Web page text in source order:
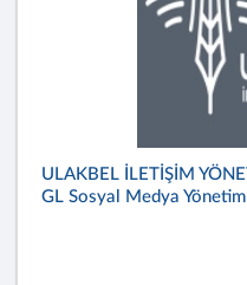
ULAKBEL İLETİŞİM
GL Sosyal Medya